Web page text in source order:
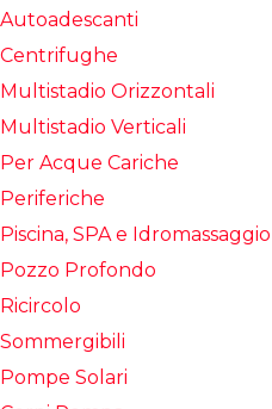
Autoadescanti
Centrifughe
Multistadio Orizzontali
Multistadio Verticali
Per Acque Cariche
Periferiche
Piscina, SPA e Idromassaggio
Pozzo Profondo
Ricircolo
Sommergibili
Pompe Solari